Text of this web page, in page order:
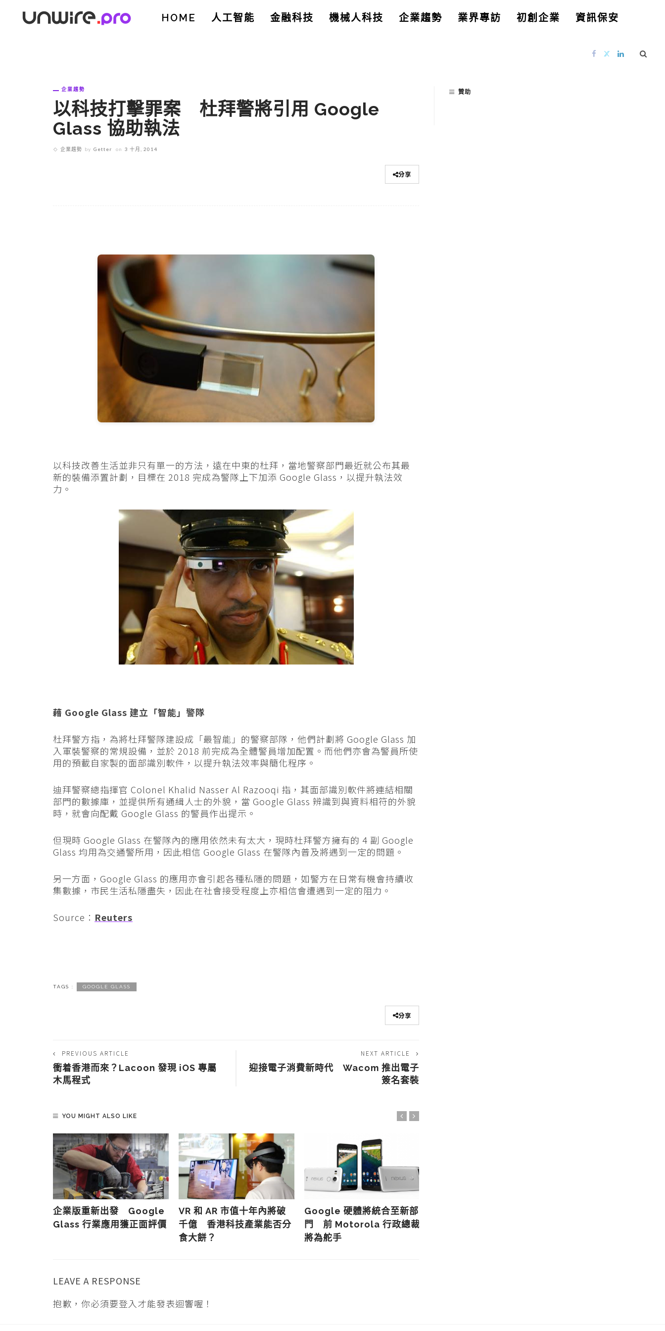
HOME 人工智能 金融科技 機械人科技 企業趨勢 業界專訪 初創企業 資訊保安
企業趨勢
以科技打擊罪案 杜拜警將引用 Google
Glass 協助執法
企業趨勢 by Getter on 3 十月, 2014
分享
以科技改善生活並非只有單一的方法，遠在中東的杜拜，當地警察部門最近就公布其最
新的裝備添置計劃，目標在 2018 完成為警隊上下加添 Google Glass，以提升執法效
力。
藉 Google Glass 建立「智能」警隊
杜拜警方指，為將杜拜警隊建設成「最智能」的警察部隊，他們計劃將 Google Glass 加
入軍裝警察的常規設備，並於 2018 前完成為全體警員增加配置。而他們亦會為警員所使
用的預載自家製的面部識別軟件，以提升執法效率與簡化程序。
迪拜警察總指揮官 Colonel Khalid Nasser Al Razooqi 指，其面部識別軟件將連結相關
部門的數據庫，並提供所有通緝人士的外貌，當 Google Glass 辨識到與資料相符的外貌
時，就會向配戴 Google Glass 的警員作出提示。
但現時 Google Glass 在警隊內的應用依然未有太大，現時杜拜警方擁有的 4 副 Google
Glass 均用為交通警所用，因此相信 Google Glass 在警隊內普及將遇到一定的問題。
另一方面，Google Glass 的應用亦會引起各種私隱的問題，如警方在日常有機會持續收
集數據，市民生活私隱盡失，因此在社會接受程度上亦相信會遭遇到一定的阻力。
Source： Reuters
TAGS : GOOGLE GLASS
分享
PREVIOUS ARTICLE
衝着香港而來？Lacoon 發現 iOS 專屬
木馬程式
NEXT ARTICLE
迎接電子消費新時代 Wacom 推出電子
簽名套裝
YOU MIGHT ALSO LIKE
企業版重新出發 Google
Glass 行業應用獲正面評價
VR 和 AR 市值十年內將破
千億 香港科技產業能否分
食大餅？
Google 硬體將統合至新部
門 前 Motorola 行政總裁
將為舵手
LEAVE A RESPONSE
抱歉，你必須要登入才能發表迴響喔！
贊助